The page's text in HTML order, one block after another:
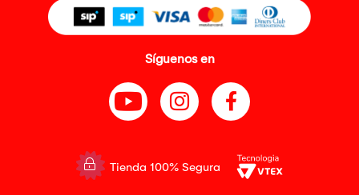
Síguenos en
Tienda 100% Segura